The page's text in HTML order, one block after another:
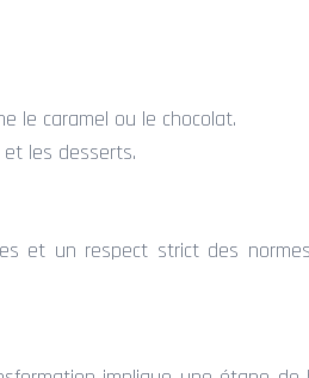
le caramel ou le chocolat.
les desserts.
et un respect strict des